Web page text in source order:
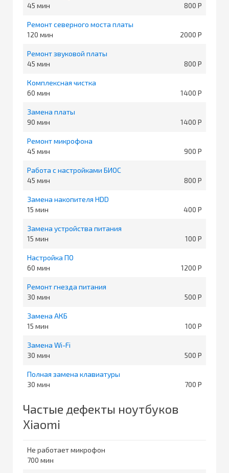
45
800
Ремонт северного моста платы
120
2000
Ремонт звуковой платы
45
800
Комплексная чистка
60
1400
Замена платы
90
1400
Ремонт микрофона
45
900
Работа с настройками БИОС
45
800
Замена накопителя HDD
15
400
Замена устройства питания
15
100
Настройка ПО
60
1200
Ремонт гнезда питания
30
500
Замена АКБ
15
100
Замена Wi-Fi
30
500
Полная замена клавиатуры
30
700
Частые дефекты ноутбуков
Xiaomi
Не работает микрофон
700